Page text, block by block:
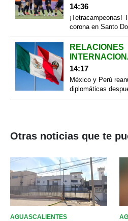
14:36
¡Tetracampeonas!
corona en Santo
RELACIONES
14:17
México y Perú
diplomáticas
Otras noticias que te
AGUASCALIENTES